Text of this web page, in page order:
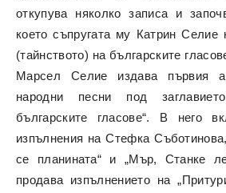
откупува няколко записа и
което съпругата му Катрин Селие
(тайнството) на българските
Марсел Селие издава първия
народни песни под
българските гласове“. В него
изпълнения на Стефка
се планината“ и „Мър, Станке
продава изпълнението на